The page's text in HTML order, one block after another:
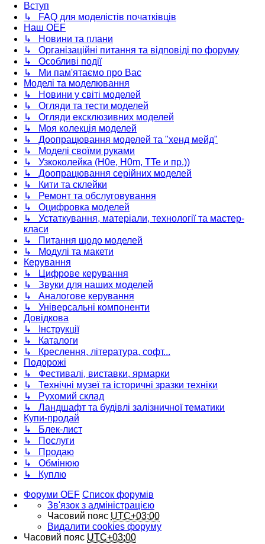
Вступ
↳ FAQ для моделістів початківців
Наш OEF
↳ Новини та плани
↳ Організаційні питання та відповіді по форуму
↳ Особливі події
↳ Ми пам'ятаємо про Вас
Моделі та моделювання
↳ Новини у світі моделей
↳ Огляди та тести моделей
↳ Огляди ексклюзивних моделей
↳ Моя колекція моделей
↳ Доопрацювання моделей та "хенд мейд"
↳ Моделі своїми руками
↳ Узкоколейка (H0e, H0m, TTe и пр.))
↳ Доопрацювання серійних моделей
↳ Кити та склейки
↳ Ремонт та обслуговування
↳ Оцифровка моделей
↳ Устаткування, матеріали, технології та мастер-
класи
↳ Питання щодо моделей
↳ Модулі та макети
Керування
↳ Цифрове керування
↳ Звуки для наших моделей
↳ Аналогове керування
↳ Універсальні компоненти
Довідкова
↳ Інструкції
↳ Каталоги
↳ Креслення, література, софт...
Подорожі
↳ Фестивалі, виставки, ярмарки
↳ Технічні музеї та історичні зразки техніки
↳ Рухомий склад
↳ Ландшафт та будівлі залізничної тематики
Купи-продай
↳ Блек-лист
↳ Послуги
↳ Продаю
↳ Обмінюю
↳ Куплю
Форуми OEF Список форумів
Зв'язок з адміністрацією
Часовий пояс UTC+03:00
Видалити cookies форуму
Часовий пояс UTC+03:00